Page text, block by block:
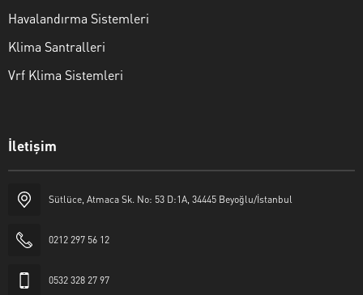
Havalandırma Sistemleri
Klima Santralleri
Vrf Klima Sistemleri
İletişim
Sütlüce, Atmaca Sk. No: 53 D:1A, 34445 Beyoğlu/İstanbul
0212 297 56 12
0532 328 27 97
Nilka Klima